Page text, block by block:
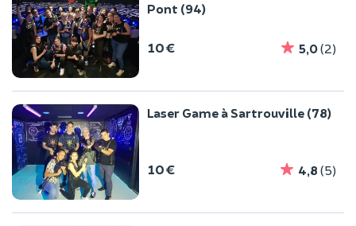
Pont (94)
10 € 5,0(2)
Laser Game à Sartrouville (78)
10 € 4,8 (5)